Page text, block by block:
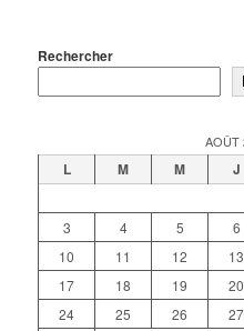
Rechercher
AOÛT
L M M J
3
4 5 6
10
11 12 13
17
18 19 20
24
25 26 27